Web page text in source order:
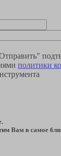
политики
Вам в самое